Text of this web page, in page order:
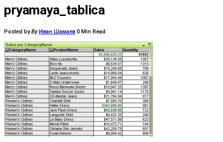
pryamaya_tablica
Posted by ByИван Шамаев 0 Min Read